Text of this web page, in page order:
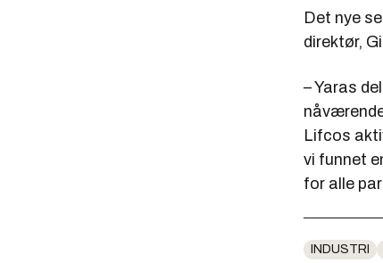
Det nye
direktør,
– Yaras
Lifcos
vi funnet
for alle
INDUSTRI